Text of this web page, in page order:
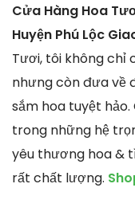
Cửa Hàng Hoa
Huyện Phú Lộc
Tươi, tôi không chỉ
nhưng còn đưa về
sắm hoa tuyệt hảo.
trong những hệ
yêu thương hoa &
rất chất lượng.